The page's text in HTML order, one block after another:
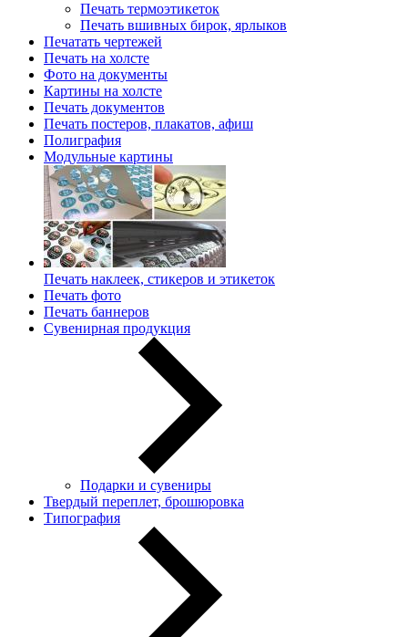
Печать термоэтикеток
Печать вшивных бирок, ярлыков
Печатать чертежей
Печать на холсте
Фото на документы
Картины на холсте
Печать документов
Печать постеров, плакатов, афиш
Полиграфия
Модульные картины
Печать наклеек, стикеров и этикеток
Печать фото
Печать баннеров
Сувенирная продукция
Подарки и сувениры
Твердый переплет, брошюровка
Типография